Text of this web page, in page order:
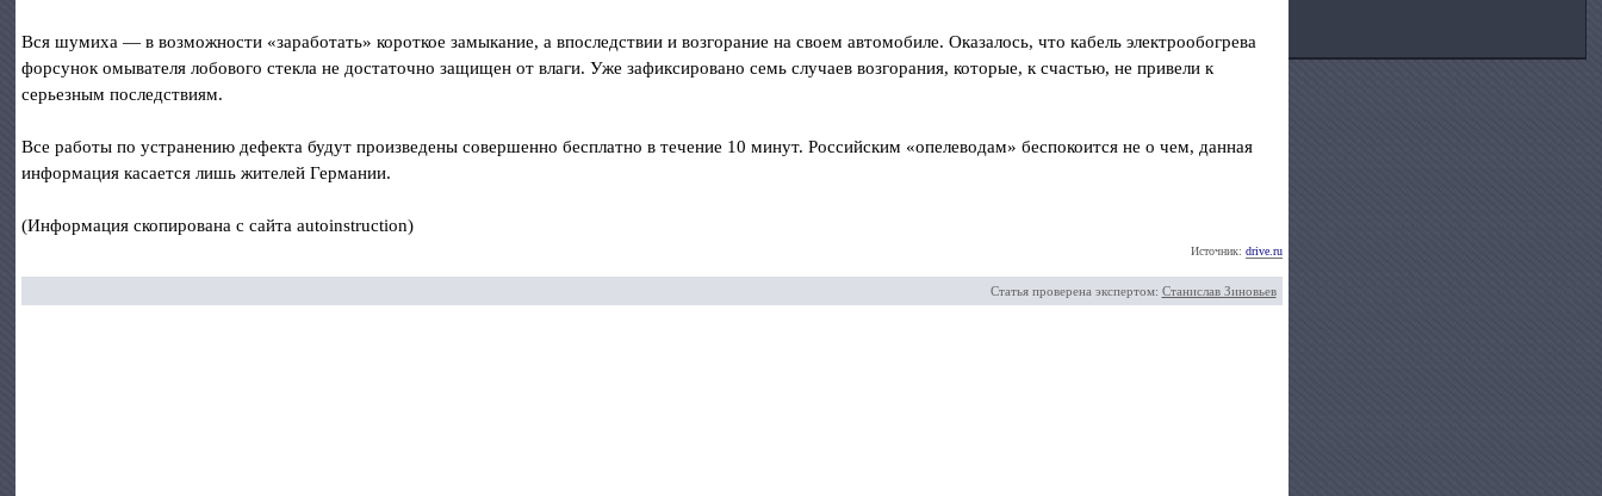
Вся шумиха — в возможности «заработать» короткое замыкание, а впоследствии и возгорание на своем автомобиле. Оказалось, что кабель электрообогрева
форсунок омывателя лобового стекла не достаточно защищен от влаги. Уже зафиксировано семь случаев возгорания, которые, к счастью, не привели к
серьезным последствиям.
Все работы по устранению дефекта будут произведены совершенно бесплатно в течение 10 минут. Российским «опелеводам» беспокоится не о чем, данная
информация касается лишь жителей Германии.
(Информация скопирована с сайта autoinstruction)
Источник: drive.ru
Статья проверена экспертом: Станислав Зиновьев